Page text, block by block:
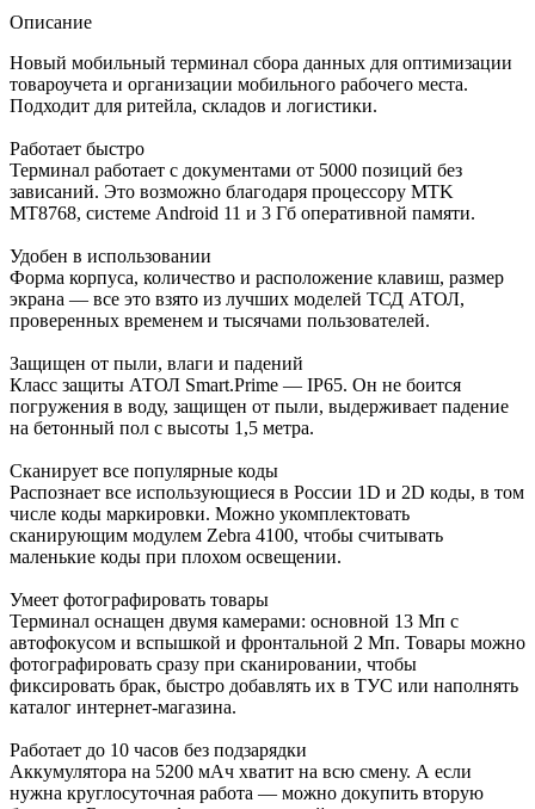
Описание
Новый мобильный терминал сбора данных для оптимизации
товароучета и организации мобильного рабочего места.
Подходит для ритейла, складов и логистики.
Работает быстро
Терминал работает с документами от 5000 позиций без
зависаний. Это возможно благодаря процессору MTK
MT8768, системе Android 11 и 3 Гб оперативной памяти.
Удобен в использовании
Форма корпуса, количество и расположение клавиш, размер
экрана — все это взято из лучших моделей ТСД АТОЛ,
проверенных временем и тысячами пользователей.
Защищен от пыли, влаги и падений
Класс защиты АТОЛ Smart.Prime — IP65. Он не боится
погружения в воду, защищен от пыли, выдерживает падение
на бетонный пол с высоты 1,5 метра.
Сканирует все популярные коды
Распознает все использующиеся в России 1D и 2D коды, в том
числе коды маркировки. Можно укомплектовать
сканирующим модулем Zebra 4100, чтобы считывать
маленькие коды при плохом освещении.
Умеет фотографировать товары
Терминал оснащен двумя камерами: основной 13 Мп с
автофокусом и вспышкой и фронтальной 2 Мп. Товары можно
фотографировать сразу при сканировании, чтобы
фиксировать брак, быстро добавлять их в ТУС или наполнять
каталог интернет-магазина.
Работает до 10 часов без подзарядки
Аккумулятора на 5200 мАч хватит на всю смену. А если
нужна круглосуточная работа — можно докупить вторую